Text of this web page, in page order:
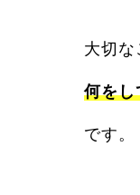
大切な
何をし
です。